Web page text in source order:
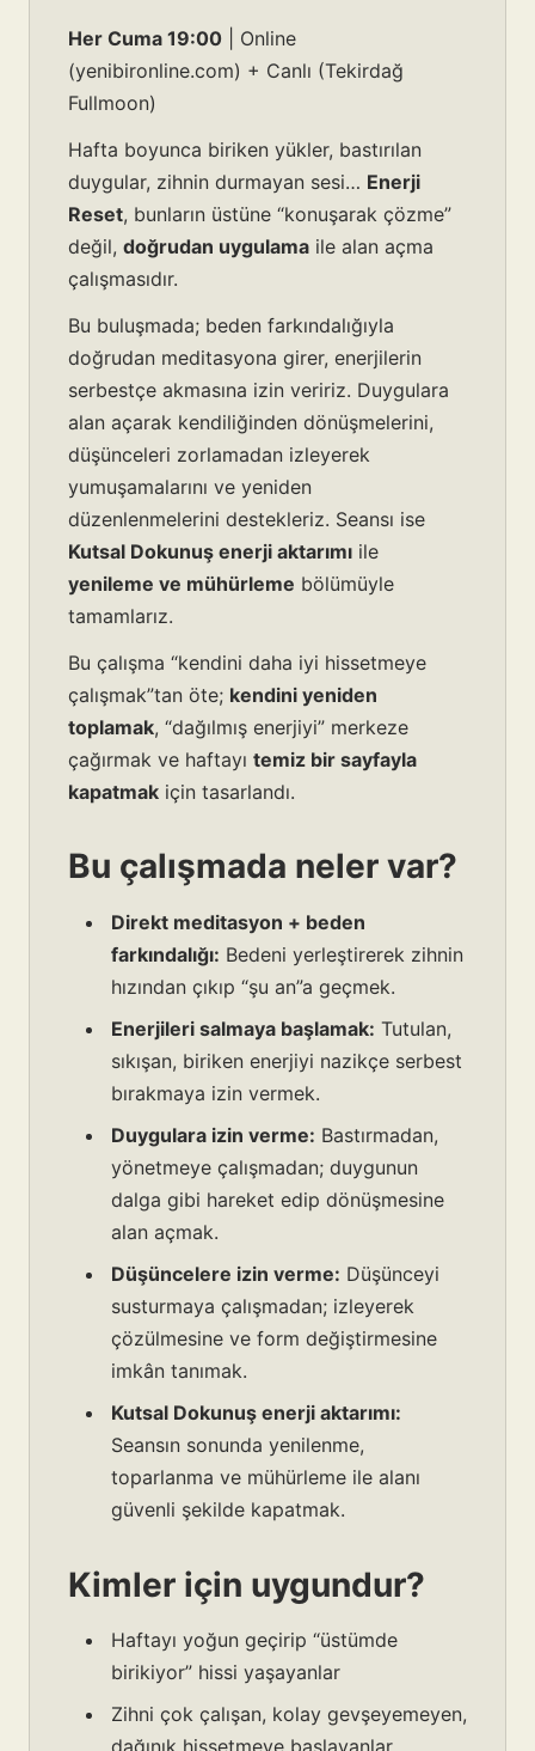
Her Cuma 19:00 | Online
(yenibironline.com) + Canlı (Tekirdağ
Fullmoon)
Hafta boyunca biriken yükler, bastırılan
duygular, zihnin durmayan sesi… Enerji
Reset, bunların üstüne “konuşarak çözme”
değil, doğrudan uygulama ile alan açma
çalışmasıdır.
Bu buluşmada; beden farkındalığıyla
doğrudan meditasyona girer, enerjilerin
serbestçe akmasına izin veririz. Duygulara
alan açarak kendiliğinden dönüşmelerini,
düşünceleri zorlamadan izleyerek
yumuşamalarını ve yeniden
düzenlenmelerini destekleriz. Seansı ise
Kutsal Dokunuş enerji aktarımı ile
yenileme ve mühürleme bölümüyle
tamamlarız.
Bu çalışma “kendini daha iyi hissetmeye
çalışmak”tan öte; kendini yeniden
toplamak, “dağılmış enerjiyi” merkeze
çağırmak ve haftayı temiz bir sayfayla
kapatmak için tasarlandı.
Bu çalışmada neler var?
Direkt meditasyon + beden
farkındalığı: Bedeni yerleştirerek zihnin
hızından çıkıp “şu an”a geçmek.
Enerjileri salmaya başlamak: Tutulan,
sıkışan, biriken enerjiyi nazikçe serbest
bırakmaya izin vermek.
Duygulara izin verme: Bastırmadan,
yönetmeye çalışmadan; duygunun
dalga gibi hareket edip dönüşmesine
alan açmak.
Düşüncelere izin verme: Düşünceyi
susturmaya çalışmadan; izleyerek
çözülmesine ve form değiştirmesine
imkân tanımak.
Kutsal Dokunuş enerji aktarımı:
Seansın sonunda yenilenme,
toparlanma ve mühürleme ile alanı
güvenli şekilde kapatmak.
Kimler için uygundur?
Haftayı yoğun geçirip “üstümde
birikiyor” hissi yaşayanlar
Zihni çok çalışan, kolay gevşeyemeyen,
dağınık hissetmeye başlayanlar